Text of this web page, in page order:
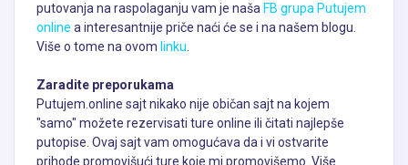
putovanja na raspolaganju vam je naša FB grupa Putujem
online a interesantnije priče naći će se i na našem blogu.
Više o tome na ovom linku.
Zaradite preporukama
Putujem.online sajt nikako nije običan sajt na kojem
"samo" možete rezervisati ture online ili čitati najlepše
putopise. Ovaj sajt vam omogućava da i vi ostvarite
prihode promovišući ture koje mi promovišemo. Više